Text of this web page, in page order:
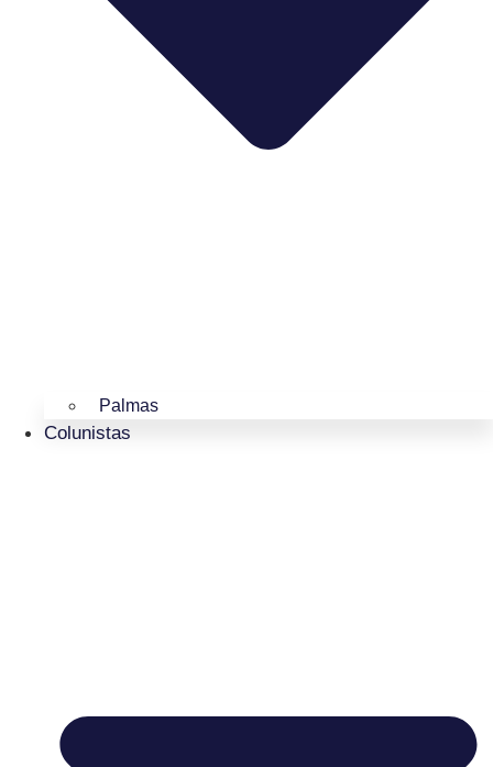
Palmas
Colunistas